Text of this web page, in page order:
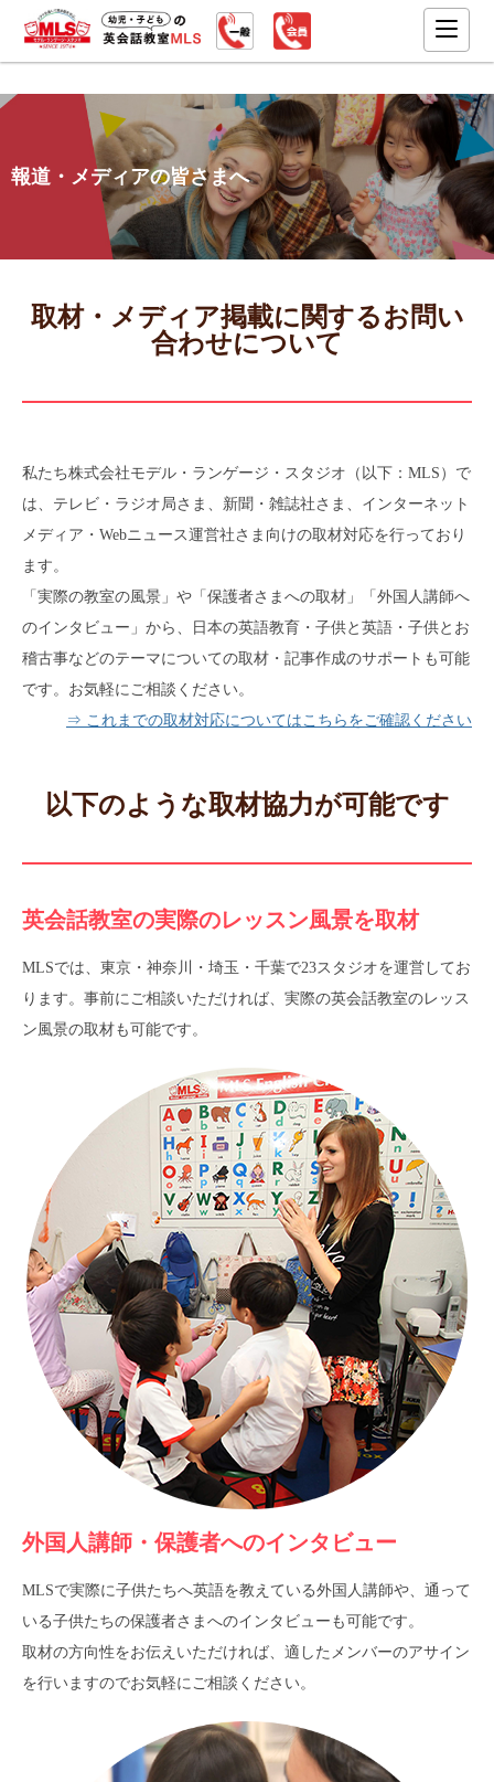
報道・メディアの皆さまへ​
取材・メディア掲載に関するお問い
合わせについて
私たち株式会社モデル・ランゲージ・スタジオ（以下：MLS）で
は、テレビ・ラジオ局さま、新聞・雑誌社さま、インターネット
メディア・Webニュース運営社さま向けの取材対応を行っており
ます。
「実際の教室の風景」や「保護者さまへの取材」「外国人講師へ
のインタビュー」から、日本の英語教育・子供と英語・子供とお
稽古事などのテーマについての取材・記事作成のサポートも可能
です。お気軽にご相談ください。
⇒ これまでの取材対応についてはこちらをご確認ください
以下のような取材協力が可能です
英会話教室の実際のレッスン風景を取材
MLSでは、東京・神奈川・埼玉・千葉で23スタジオを運営してお
ります。事前にご相談いただければ、実際の英会話教室のレッス
ン風景の取材も可能です。
外国人講師・保護者へのインタビュー
MLSで実際に子供たちへ英語を教えている外国人講師や、通って
いる子供たちの保護者さまへのインタビューも可能です。
取材の方向性をお伝えいただければ、適したメンバーのアサイン
を行いますのでお気軽にご相談ください。